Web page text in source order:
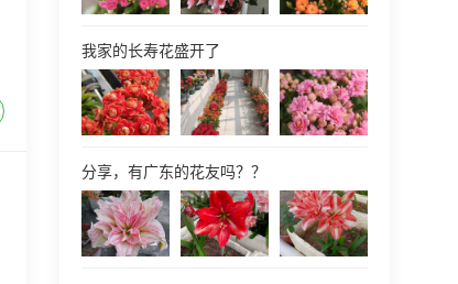
我家的长寿花盛开了
分享，有广东的花友吗？？